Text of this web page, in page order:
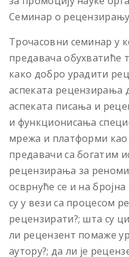
Семинар о
Трочасовни семинар у
предавача обухватиће
како добро урадити
аспеката рецензирања
аспеката писања и
и функционисања
мрежа и платформи као
предавачи са богатим
рецензирања за
осврнуће се и на
су у вези са процесом
рецензирати?; шта су
ли рецензент помаже
аутору?; да ли је